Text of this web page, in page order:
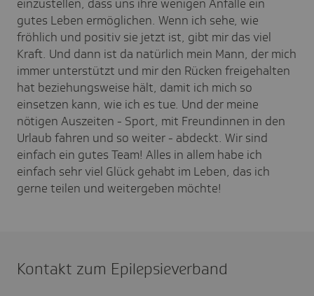
einzustellen, dass uns ihre wenigen Anfälle ein
gutes Leben ermöglichen. Wenn ich sehe, wie
fröhlich und positiv sie jetzt ist, gibt mir das viel
Kraft. Und dann ist da natürlich mein Mann, der mich
immer unterstützt und mir den Rücken freigehalten
hat beziehungsweise hält, damit ich mich so
einsetzen kann, wie ich es tue. Und der meine
nötigen Auszeiten - Sport, mit Freundinnen in den
Urlaub fahren und so weiter - abdeckt. Wir sind
einfach ein gutes Team! Alles in allem habe ich
einfach sehr viel Glück gehabt im Leben, das ich
gerne teilen und weitergeben möchte!
Kontakt zum Epilepsieverband